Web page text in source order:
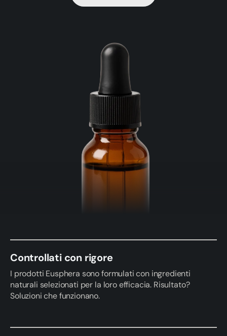
Controllati con rigore
I prodotti Eusphera sono formulati con ingredienti
naturali selezionati per la loro efficacia. Risultato?
Soluzioni che funzionano.